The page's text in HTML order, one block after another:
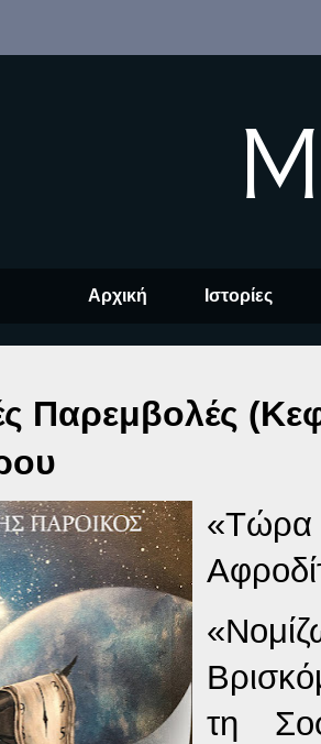
Αρχική Ιστορίες
Παρεμβολές
τη